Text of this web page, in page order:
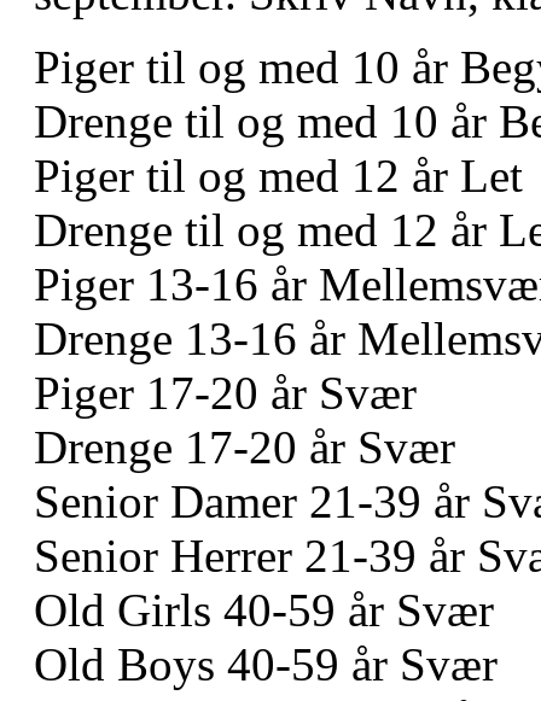
Piger til og med 10 år
Drenge til og med 10 år
Piger til og med 12 år Let
Drenge til og med 12 år
Piger 13-16 år
Drenge 13-16 år
Piger 17-20 år Svær
Drenge 17-20 år Svær
Senior Damer 21-39 år
Senior Herrer 21-39 år
Old Girls 40-59 år Svær
Old Boys 40-59 år Svær